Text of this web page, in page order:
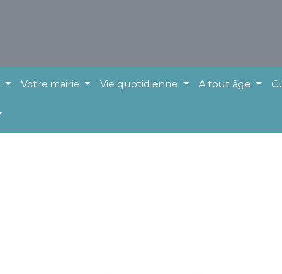
Votre mairie Vie quotidienne A tout âge